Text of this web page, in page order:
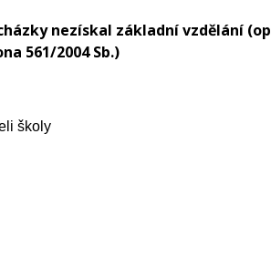
nezískal základní vzdělání
561/2004 Sb.)
školy